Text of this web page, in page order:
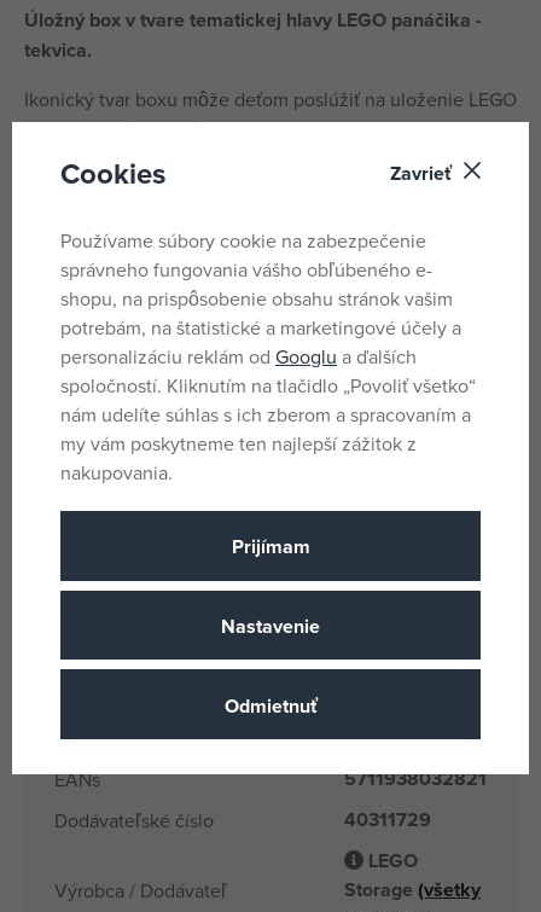
Úložný box v tvare tematickej hlavy LEGO panáčika -
tekvica.
Ikonický tvar boxu môže deťom poslúžiť na uloženie LEGO
kociek, menších hračiek, alebo napríklad cukríkov.
Rozmery: 16 x 18,5 x 16 cm
Materiál: PP, bez použitia BPA, ftalátov a PVC.
Parametre
Pohlavie
Pro holky i
16.3 x 18.7 x
Názov podskupiny tovaru Lego Storage
Krajina pôvodu PL
EANs 5711938032821
Dodávateľské číslo 40311729
Výrobca / Dodávateľ
LEGO
Storage (všetky
Cookies Zavrieť
Používame súbory cookie na zabezpečenie
správneho fungovania vášho obľúbeného e-
shopu, na prispôsobenie obsahu stránok vašim
potrebám, na štatistické a marketingové účely a
personalizáciu reklám od Googlu a ďalších
spoločností. Kliknutím na tlačidlo „Povoliť všetko“
nám udelíte súhlas s ich zberom a spracovaním a
my vám poskytneme ten najlepší zážitok z
nakupovania.
Prijímam
Nastavenie
Odmietnuť